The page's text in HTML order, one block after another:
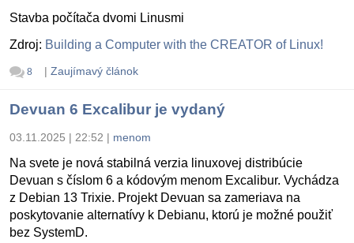
Stavba počítača dvomi Linusmi
Zdroj: Building a Computer with the CREATOR of Linux!
8 | Zaujímavý článok
Devuan 6 Excalibur je vydaný
03.11.2025 | 22:52 | menom
Na svete je nová stabilná verzia linuxovej distribúcie
Devuan s číslom 6 a kódovým menom Excalibur. Vychádza
z Debian 13 Trixie. Projekt Devuan sa zameriava na
poskytovanie alternatívy k Debianu, ktorú je možné použiť
bez SystemD.